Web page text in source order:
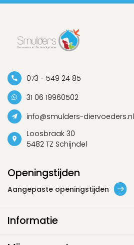
073 - 549 24 85
31 06 19960502
info@smulders-diervoeders.nl
Loosbraak 30
5482 TZ Schijndel
Openingstijden
Aangepaste openingstijden
Informatie